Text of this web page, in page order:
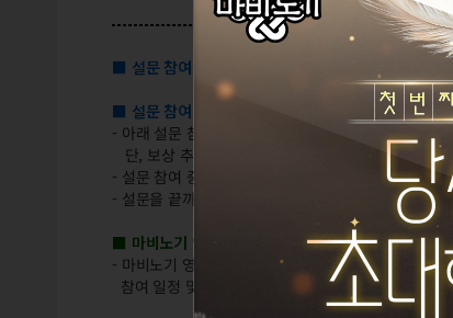
■ 설문 참여 기간:
9월 10일(수) 테스트 서버 및 설
■ 설문 참여 방법
- 아래 설문 참여 바로가기 버튼을 통해 참여하실 수
단, 보상 추첨은 명의당 1회 한정으로 선정 및 지급됩
- 설문 참여 중에는 뒤로가기 버튼 사용이 가능하지
- 설문을 끝까지 완료하여 이미 제출한 답변 내용은 수
■ 마비노기 영웅전 그룹 인터뷰 안내
- 마비노기 영웅전 그룹 인터뷰 참여는 본 설문을 통해
참여 일정 및 보상 지급 등 상세 내용 또한 설문 조